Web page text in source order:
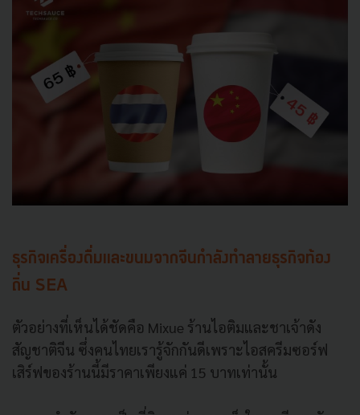
ธุรกิจเครื่องดื่มและขนมจากจีนกำลังทำลายธุรกิจท้อง
ถิ่น SEA
ตัวอย่างที่เห็นได้ชัดคือ Mixue ร้านไอติมและชาเจ้าดัง
สัญชาติจีน ซึ่งคนไทยเรารู้จักกันดีเพราะไอสครีมซอร์ฟ
เสิร์ฟของร้านนี้มีราคาเพียงแค่ 15 บาทเท่านั้น